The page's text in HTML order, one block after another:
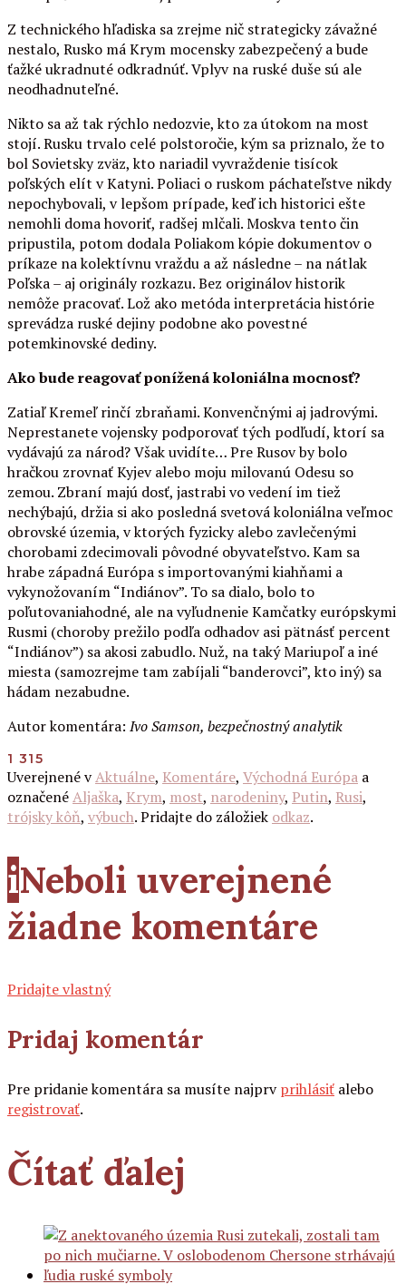
Z technického hľadiska sa zrejme nič strategicky závažné
nestalo, Rusko má Krym mocensky zabezpečený a bude
ťažké ukradnuté odkradnúť. Vplyv na ruské duše sú ale
neodhadnuteľné.
Nikto sa až tak rýchlo nedozvie, kto za útokom na most
stojí. Rusku trvalo celé polstoročie, kým sa priznalo, že to
bol Sovietsky zväz, kto nariadil vyvraždenie tisícok
poľských elít v Katyni. Poliaci o ruskom páchateľstve nikdy
nepochybovali, v lepšom prípade, keď ich historici ešte
nemohli doma hovoriť, radšej mlčali. Moskva tento čin
pripustila, potom dodala Poliakom kópie dokumentov o
príkaze na kolektívnu vraždu a až následne – na nátlak
Poľska – aj originály rozkazu. Bez originálov historik
nemôže pracovať. Lož ako metóda interpretácia histórie
sprevádza ruské dejiny podobne ako povestné
potemkinovské dediny.
Ako bude reagovať ponížená koloniálna mocnosť?
Zatiaľ Kremeľ rinčí zbraňami. Konvenčnými aj jadrovými.
Neprestanete vojensky podporovať tých podľudí, ktorí sa
vydávajú za národ? Však uvidíte… Pre Rusov by bolo
hračkou zrovnať Kyjev alebo moju milovanú Odesu so
zemou. Zbraní majú dosť, jastrabi vo vedení im tiež
nechýbajú, držia si ako posledná svetová koloniálna veľmoc
obrovské územia, v ktorých fyzicky alebo zavlečenými
chorobami zdecimovali pôvodné obyvateľstvo. Kam sa
hrabe západná Európa s importovanými kiahňami a
vykynožovaním “Indiánov”. To sa dialo, bolo to
poľutovaniahodné, ale na vyľudnenie Kamčatky európskymi
Rusmi (choroby prežilo podľa odhadov asi pätnásť percent
“Indiánov”) sa akosi zabudlo. Nuž, na taký Mariupoľ a iné
miesta (samozrejme tam zabíjali “banderovci”, kto iný) sa
hádam nezabudne.
Autor komentára: Ivo Samson, bezpečnostný analytik
1 315
Uverejnené vAktuálne, Komentáre, Východná Európa a
označenéAljaška, Krym, most, narodeniny, Putin, Rusi,
trójsky kôň, výbuch. Pridajte do záložiek odkaz.
iNeboli uverejnené
žiadne komentáre
Pridajte vlastný
Pridaj komentár
Pre pridanie komentára sa musíte najprvprihlásiť alebo
registrovať.
Čítať ďalej